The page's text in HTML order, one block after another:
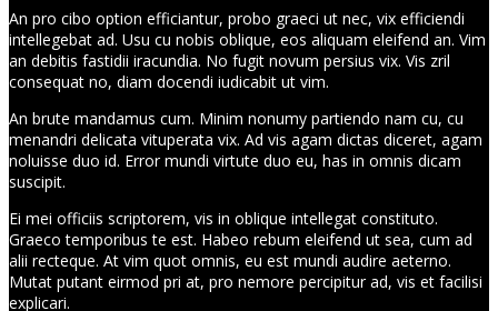
An pro cibo option efficiantur, probo graeci ut nec, vix efficiendi
intellegebat ad. Usu cu nobis oblique, eos aliquam eleifend an. Vim
an debitis fastidii iracundia. No fugit novum persius vix. Vis zril
consequat no, diam docendi iudicabit ut vim.
An brute mandamus cum. Minim nonumy partiendo nam cu, cu
menandri delicata vituperata vix. Ad vis agam dictas diceret, agam
noluisse duo id. Error mundi virtute duo eu, has in omnis dicam
suscipit.
Ei mei officiis scriptorem, vis in oblique intellegat constituto.
Graeco temporibus te est. Habeo rebum eleifend ut sea, cum ad
alii recteque. At vim quot omnis, eu est mundi audire aeterno.
Mutat putant eirmod pri at, pro nemore percipitur ad, vis et facilisi
explicari.